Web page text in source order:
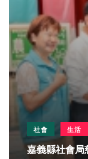
社會 生活
嘉義縣社會局